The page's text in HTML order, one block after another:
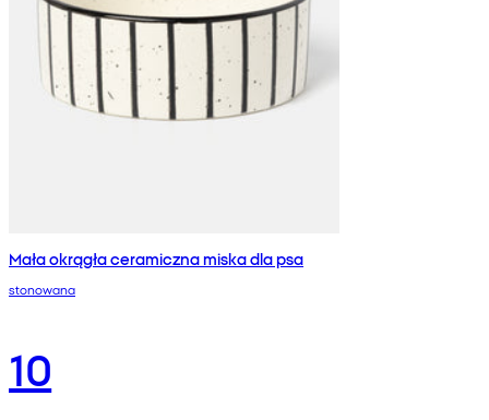
Mała okrągła ceramiczna miska dla psa
stonowana
10